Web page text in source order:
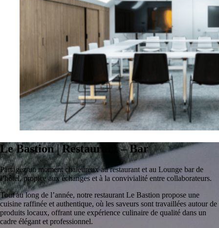
Le Bastion | Restaurant – Bar
Partagez un moment chaleureux au restaurant et au Lounge bar de
l’hôtel, propice aux échanges et à la convivialité entre collaborateurs.
Tout au long de l’année, notre restaurant Le Bastion propose une
cuisine raffinée et authentique, où les saveurs sont travaillées autour de
produits locaux, offrant une expérience culinaire de qualité dans un
cadre élégant et professionnel.